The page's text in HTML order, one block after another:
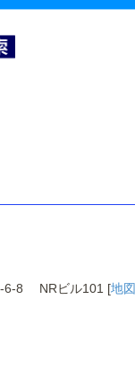
6-8 NRビル101 [地図